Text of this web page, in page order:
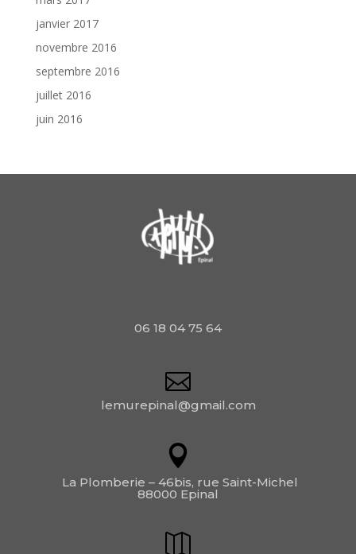
janvier 2017
novembre 2016
septembre 2016
juillet 2016
juin 2016
06 18 04 75 64
lemurepinal@gmail.com
La Plomberie – 46bis, rue Saint-Michel
88000 Epinal